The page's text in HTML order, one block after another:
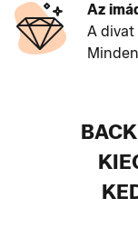
Az
A divat